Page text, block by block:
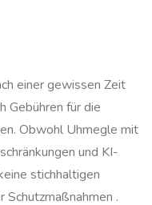
einer gewissen Zeit
Gebühren für die
Obwohl Uhmegle mit
und KI-
stichhaltigen
.